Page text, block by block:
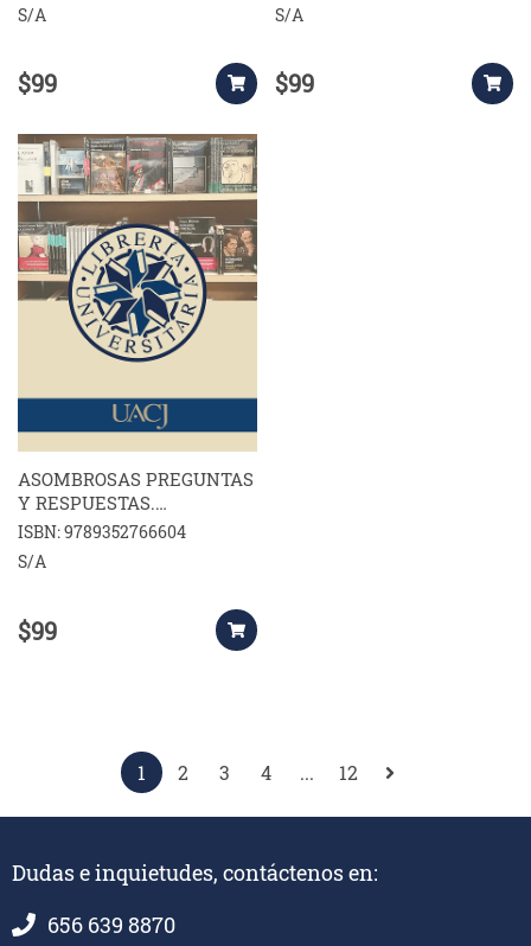
S/A
$99
S/A
$99
ASOMBROSAS PREGUNTAS
Y RESPUESTAS.
INVENCIONES
ISBN: 9789352766604
S/A
$99
1 2 3 4 ... 12
Dudas e inquietudes, contáctenos en:
656 639 8870